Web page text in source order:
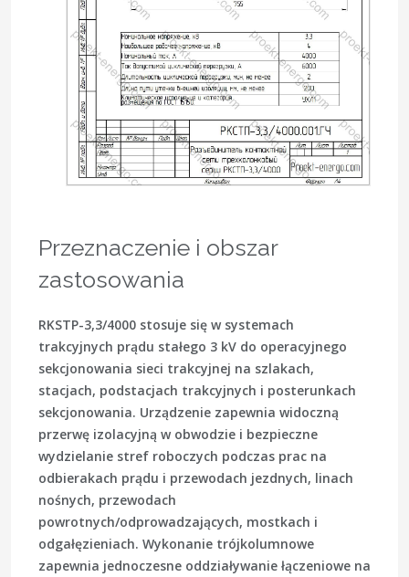
Przeznaczenie i obszar
zastosowania
RKSTP-3,3/4000 stosuje się w systemach
trakcyjnych prądu stałego 3 kV do operacyjnego
sekcjonowania sieci trakcyjnej na szlakach,
stacjach, podstacjach trakcyjnych i posterunkach
sekcjonowania. Urządzenie zapewnia widoczną
przerwę izolacyjną w obwodzie i bezpieczne
wydzielanie stref roboczych podczas prac na
odbierakach prądu i przewodach jezdnych, linach
nośnych, przewodach
powrotnych/odprowadzających, mostkach i
odgałęzieniach. Wykonanie trójkolumnowe
zapewnia jednoczesne oddziaływanie łączeniowe na